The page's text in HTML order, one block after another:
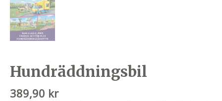
Hundräddningsbil
389,90 kr